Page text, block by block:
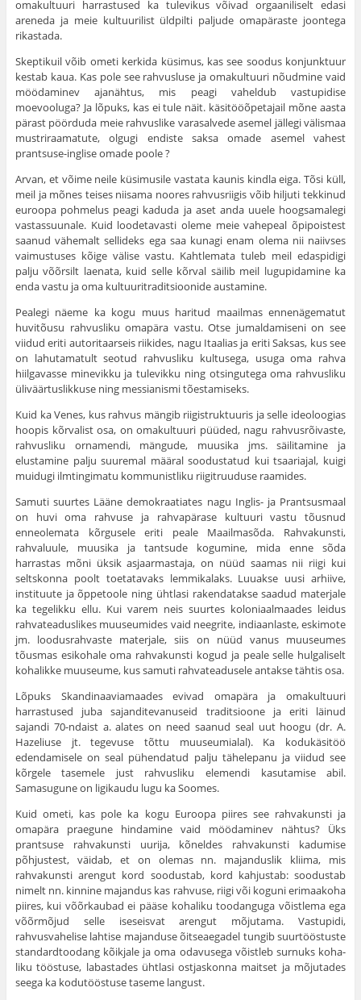
omakultuuri harrastused ka tulevikus võivad orgaaniliselt edasi
areneda ja meie kultuurilist üldpilti paljude omapäraste joontega
rikastada.
Skeptikuil võib ometi kerkida küsimus, kas see soodus konjunktuur
kestab kaua. Kas pole see rahvusluse ja omakultuuri nõudmine vaid
möödaminev ajanähtus, mis peagi va­heldub vastupidise
moevooluga? Ja lõpuks, kas ei tule näit. käsitööõpetajail mõne aasta
pärast pöörduda meie rahvuslike vara­salvede asemel jällegi välismaa
mustriraamatute, ol­gugi endiste saksa omade asemel vahest
prantsuse-inglise omade poole ?
Arvan, et võime neile küsimusile vastata kaunis kindla eiga. Tõsi küll,
meil ja mõnes teises niisama noores rahvus­riigis võib hiljuti tekkinud
euroopa pohmelus peagi ka­duda ja aset anda uuele hoogsamalegi
vastassuunale. Kuid loo­detavasti oleme meie vahepeal õpipoistest
saanud vähemalt selli­deks ega saa kunagi enam olema nii naiivses
vaimustuses kõige välise vastu. Kahtlemata tuleb meil edaspidigi
palju võõrsilt laenata, kuid selle kõrval säilib meil lugupidamine ka
enda vastu ja oma kultuuritraditsioonide austamine.
Pealegi näeme ka kogu muus haritud maailmas ennenägematut
huvitõusu rahvusliku omapära vastu. Otse jumaldamiseni on see
viidud eriti autoritaarseis riikides, nagu Itaalias ja eriti Saksas, kus see
on lahutamatult seotud rahvusliku kultusega, usuga oma rahva
hiilgavasse minevikku ja tulevikku ning otsingutega oma rahvusliku
üliväärtuslikkuse ning messianismi tõestamiseks.
Kuid ka Venes, kus rahvus mängib riigistruktuuris ja selle ideoloogias
hoopis kõrvalist osa, on omakultuuri püüded, nagu rahvusrõivaste,
rahvusliku ornamendi, mängude, muusika jms. säilitamine ja
elustamine palju suuremal määral soodusta­tud kui tsaariajal, kuigi
muidugi ilmtingimatu kommunistliku riigitruuduse raamides.
Samuti suurtes Lääne demokraatiates nagu Inglis- ja Prantsusmaal
on huvi oma rahvuse ja rahvapärase kultuuri vastu tõusnud
enneolemata kõrgusele eriti peale Maailmasõda. Rahvakunsti,
rahvaluule, muusika ja tantsude kogumine, mida enne sõda
harrastas mõni üksik asjaarmastaja, on nüüd saamas nii riigi kui
seltskonna poolt toetatavaks lemmikalaks. Luuakse uusi arhiive,
instituute ja õppetoole ning ühtlasi rakendatakse saadud materjale
ka tegelikku ellu. Kui varem neis suurtes koloniaalmaades leidus
rahvateaduslikes muuseumides vaid neegrite, indiaanlaste, eskimote
jm. loodusrahvaste materjale, siis on nüüd vanus muuseumes
tõusmas esikohale oma rahvakunsti kogud ja peale selle hulgaliselt
kohalikke muu­seume, kus samuti rahvateadusele antakse tähtis osa.
Lõpuks Skandinaaviamaades evivad omapära ja omakultuuri
harrastused juba sajanditevanuseid traditsioone ja eriti läinud
sajandi 70-ndaist a. alates on need saanud seal uut hoogu (dr. A.
Hazeliuse jt. tegevuse tõttu muuseumialal). Ka kodukäsitöö
edendamisele on seal pühendatud palju tähelepanu ja viidud see
kõrgele tasemele just rahvusliku elemendi kasuta­mise abil.
Samasugune on ligikaudu lugu ka Soomes.
Kuid ometi, kas pole ka kogu Euroopa piires see rahvakunsti ja
omapära praegune hindamine vaid möödaminev nähtus? Üks
prantsuse rahvakunsti uurija, kõneldes rahvakunsti kadumise
põhjustest, väidab, et on olemas nn. majanduslik kliima, mis
rahvakunsti arengut kord soodus­tab, kord kahjustab: soodustab
nimelt nn. kinnine ma­jandus kas rahvuse, riigi või koguni erimaakoha
piires, kui võõrkaubad ei pääse kohaliku toodanguga võistlema ega
võõrmõjud selle iseseisvat arengut mõjutama. Vastupidi,
rahvusvahelise lahtise majanduse õitseaegadel tungib suurtööstuste
standardtoodang kõikjale ja oma odavusega võistleb surnuks koha­
liku tööstuse, labastades ühtlasi ostjaskonna maitset ja mõjuta­des
seega ka kodutööstuse taseme langust.